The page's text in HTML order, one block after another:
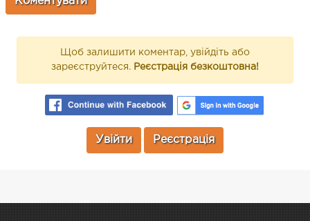
Щоб залишити коментар, увійдіть або
зареєструйтеся. Реєстрація безкоштовна!
Увійти Реєстрація